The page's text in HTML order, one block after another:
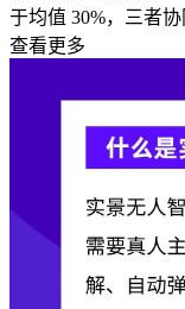
于均值 30%，三者
查看更多